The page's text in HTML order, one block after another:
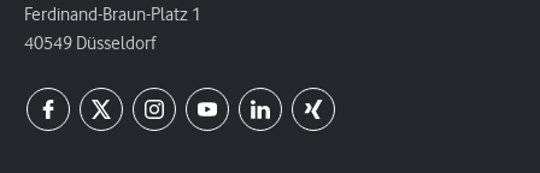
Ferdinand-Braun-Platz 1
40549 Düsseldorf